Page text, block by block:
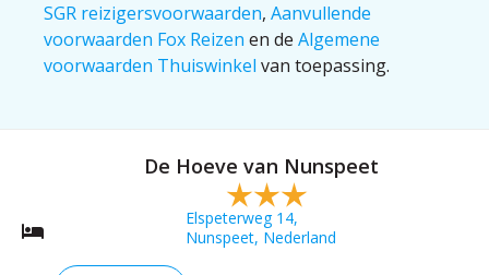
SGR reizigersvoorwaarden, Aanvullende
voorwaarden Fox Reizen en de Algemene
voorwaarden Thuiswinkel van toepassing.
De Hoeve van Nunspeet
Elspeterweg 14,
Nunspeet, Nederland